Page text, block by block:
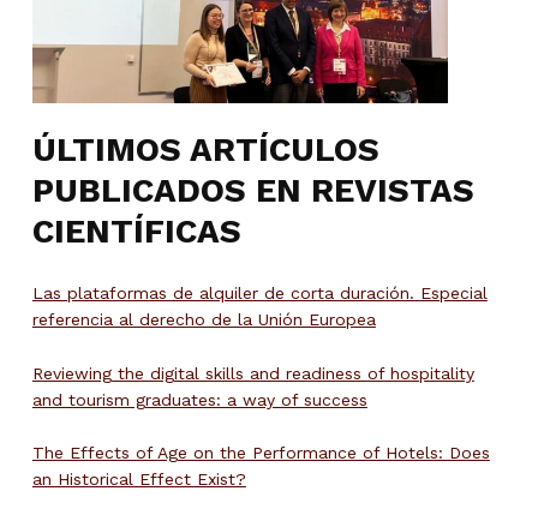
ÚLTIMOS ARTÍCULOS
PUBLICADOS EN REVISTAS
CIENTÍFICAS
Las plataformas de alquiler de corta duración. Especial
referencia al derecho de la Unión Europea
Reviewing the digital skills and readiness of hospitality
and tourism graduates: a way of success
The Effects of Age on the Performance of Hotels: Does
an Historical Effect Exist?